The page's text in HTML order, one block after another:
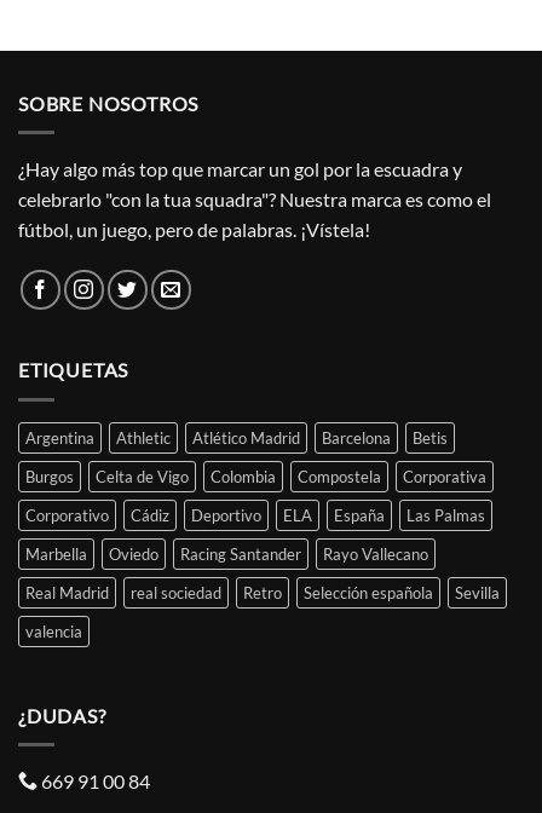
SOBRE NOSOTROS
¿Hay algo más top que marcar un gol por la escuadra y
celebrarlo "con la tua squadra"? Nuestra marca es como el
fútbol, un juego, pero de palabras. ¡Vístela!
ETIQUETAS
Argentina Athletic Atlético Madrid Barcelona
Betis
Burgos
Celta de Vigo Colombia Compostela
Corporativa
Corporativo
Cádiz Deportivo ELA España
Las Palmas
Marbella
Oviedo Racing Santander
Rayo Vallecano
Real Madrid
real sociedad Retro Selección española
Sevilla
valencia
¿DUDAS?
669 91 00 84